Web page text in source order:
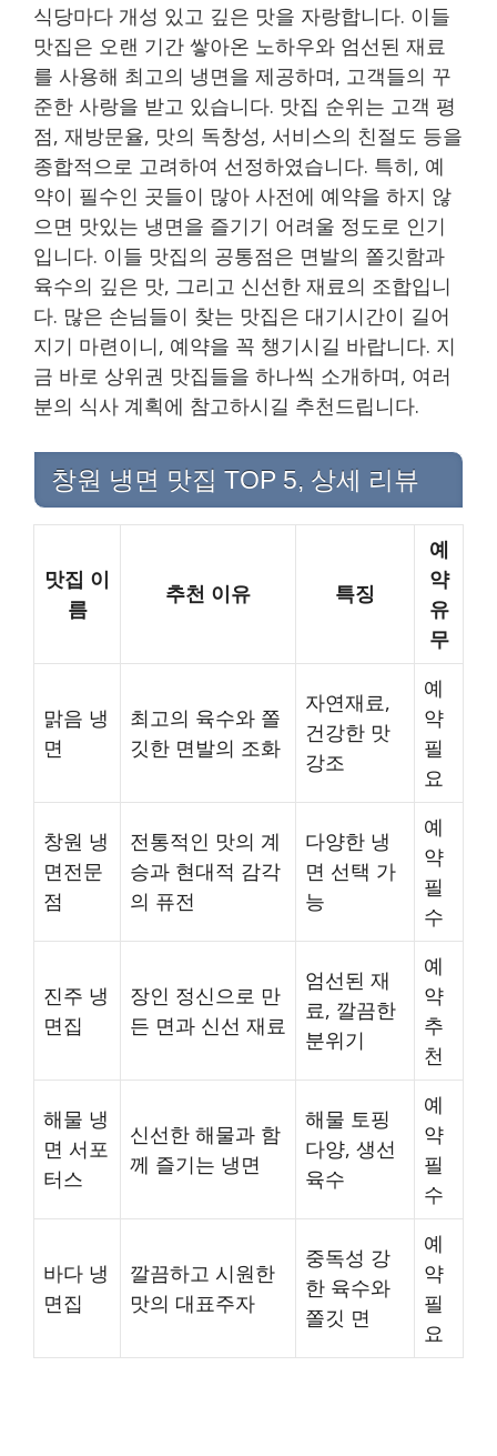
식당마다 개성 있고 깊은 맛을 자랑합니다. 이들
맛집은 오랜 기간 쌓아온 노하우와 엄선된 재료
를 사용해 최고의 냉면을 제공하며, 고객들의 꾸
준한 사랑을 받고 있습니다. 맛집 순위는 고객 평
점, 재방문율, 맛의 독창성, 서비스의 친절도 등을
종합적으로 고려하여 선정하였습니다. 특히, 예
약이 필수인 곳들이 많아 사전에 예약을 하지 않
으면 맛있는 냉면을 즐기기 어려울 정도로 인기
입니다. 이들 맛집의 공통점은 면발의 쫄깃함과
육수의 깊은 맛, 그리고 신선한 재료의 조합입니
다. 많은 손님들이 찾는 맛집은 대기시간이 길어
지기 마련이니, 예약을 꼭 챙기시길 바랍니다. 지
금 바로 상위권 맛집들을 하나씩 소개하며, 여러
분의 식사 계획에 참고하시길 추천드립니다.
창원 냉면 맛집 TOP 5, 상세 리뷰
맛집 이
름
추천 이유 특징
예
약
유
무
맑음 냉
면
최고의 육수와 쫄
깃한 면발의 조화
자연재료,
건강한 맛
강조
예
약
필
요
창원 냉
면전문
점
전통적인 맛의 계
승과 현대적 감각
의 퓨전
다양한 냉
면 선택 가
능
예
약
필
수
진주 냉
면집
장인 정신으로 만
든 면과 신선 재료
엄선된 재
료, 깔끔한
분위기
예
약
추
천
해물 냉
면 서포
터스
신선한 해물과 함
께 즐기는 냉면
해물 토핑
다양, 생선
육수
예
약
필
수
바다 냉
면집
깔끔하고 시원한
맛의 대표주자
중독성 강
한 육수와
쫄깃 면
예
약
필
요